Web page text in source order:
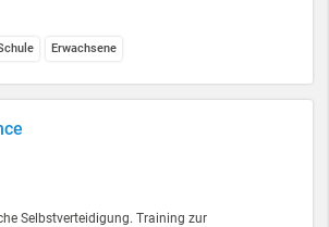
Erwachsene
Selbstverteidigung. Training zur